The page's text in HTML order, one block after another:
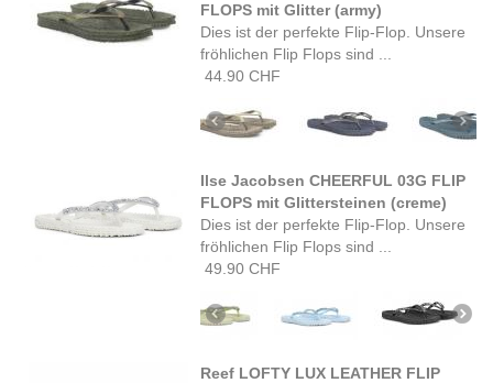
FLOPS mit Glitter (army)
Dies ist der perfekte Flip-Flop. Unsere
fröhlichen Flip Flops sind ...
44.90 CHF
Ilse Jacobsen CHEERFUL 03G FLIP
FLOPS mit Glittersteinen (creme)
Dies ist der perfekte Flip-Flop. Unsere
fröhlichen Flip Flops sind ...
49.90 CHF
Reef LOFTY LUX LEATHER FLIP